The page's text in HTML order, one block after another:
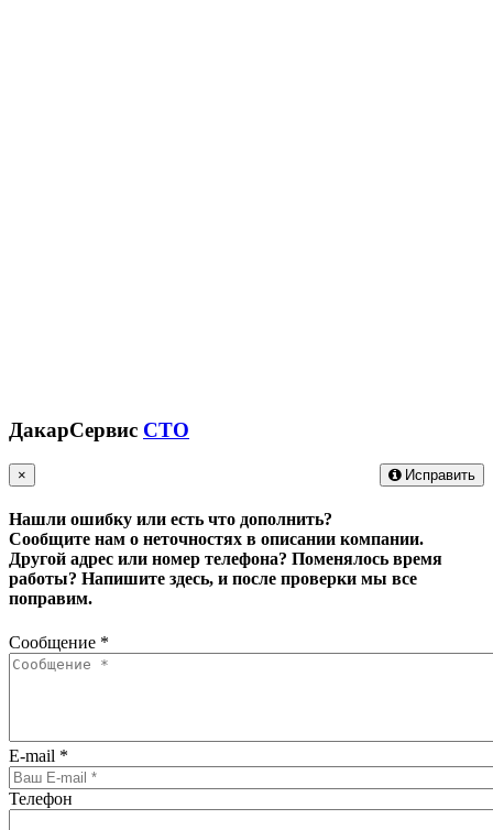
ДакарСервис СТО
Исправить
×
Нашли ошибку или есть что дополнить?
Сообщите нам о неточностях в описании компании.
Другой адрес или номер телефона? Поменялось время
работы? Напишите здесь, и после проверки мы все
поправим.
Сообщение *
E-mail *
Телефон